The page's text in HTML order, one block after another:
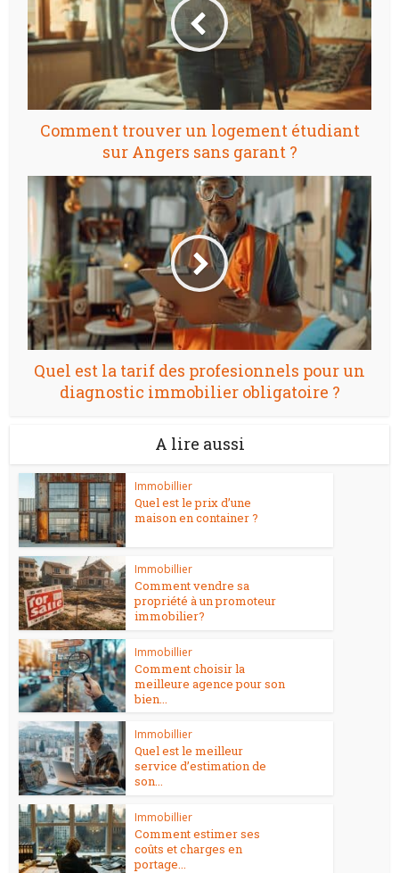
Comment trouver un logement étudiant
sur Angers sans garant ?
Quel est la tarif des profesionnels pour un
diagnostic immobilier obligatoire ?
A lire aussi
Immobillier
Quel est le prix d’une
maison en container ?
Immobillier
Comment vendre sa
propriété à un promoteur
immobilier?
Immobillier
Comment choisir la
meilleure agence pour son
bien...
Immobillier
Quel est le meilleur
service d’estimation de
son...
Immobillier
Comment estimer ses
coûts et charges en
portage...